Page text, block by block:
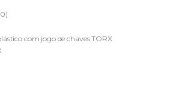
com jogo de chaves TORX